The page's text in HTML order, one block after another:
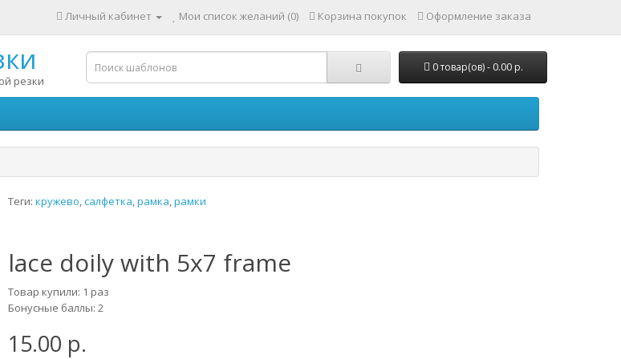
Личный кабинет Мои список желаний (0) Корзина покупок Оформление заказа
резки
0 товар(ов) - 0.00 р.
Теги: кружево,салфетка,рамка,рамки
lace doily with 5x7 frame
Товар купили: 1 раз
Бонусные баллы: 2
15.00 р.